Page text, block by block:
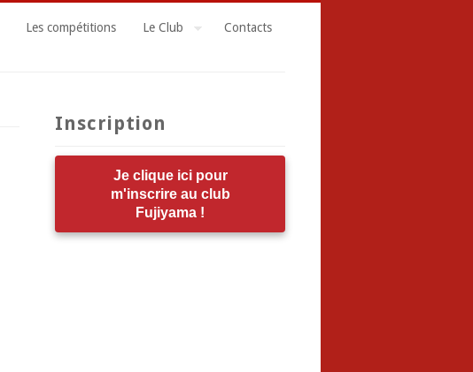
Les compétitions Le Club Contacts
Inscription
Je clique ici pour
m'inscrire au club
Fujiyama !